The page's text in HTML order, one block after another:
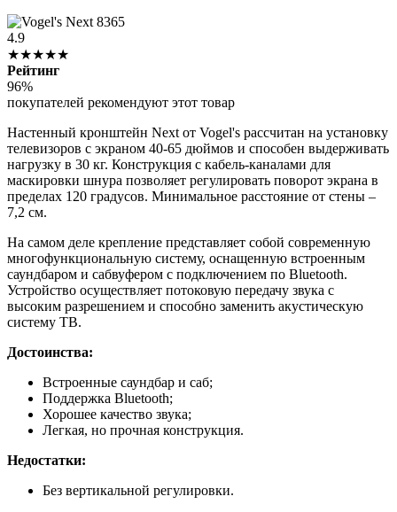
4.9
★★★★★
Рейтинг
96%
покупателей рекомендуют этот товар
Настенный кронштейн Next от Vogel's рассчитан на установку
телевизоров с экраном 40-65 дюймов и способен выдерживать
нагрузку в 30 кг. Конструкция с кабель-каналами для
маскировки шнура позволяет регулировать поворот экрана в
пределах 120 градусов. Минимальное расстояние от стены –
7,2 см.
На самом деле крепление представляет собой современную
многофункциональную систему, оснащенную встроенным
саундбаром и сабвуфером с подключением по Bluetooth.
Устройство осуществляет потоковую передачу звука с
высоким разрешением и способно заменить акустическую
систему ТВ.
Достоинства:
Встроенные саундбар и саб;
Поддержка Bluetooth;
Хорошее качество звука;
Легкая, но прочная конструкция.
Недостатки:
Без вертикальной регулировки.